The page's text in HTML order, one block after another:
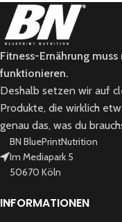
Fitness-Ernährung
funktionieren.
Deshalb setzen wir auf
Produkte, die wirklich
genau das, was du
BN BluePrintNutrition
Im Mediapark 5
50670 Köln
INFORMATIONEN